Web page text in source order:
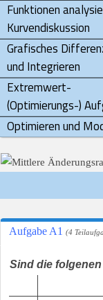
Funktionen
Kurvendiskussion
Grafisches
und Integrieren
Extremwert-
(Optimierungs-)
Optimieren und
Aufgabe A1 (4
Sind die